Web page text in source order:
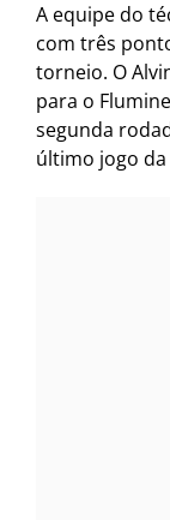
A equipe do
com três
torneio. O
para o
segunda
último jogo